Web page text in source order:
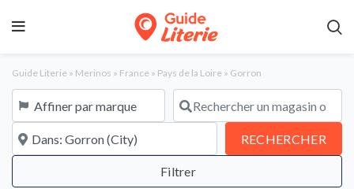
Guide Literie » Merinos » France » Pays de la Loire » Gorron
Affiner par marque Rechercher un magasin ou une
À proximité de RECHERCHER